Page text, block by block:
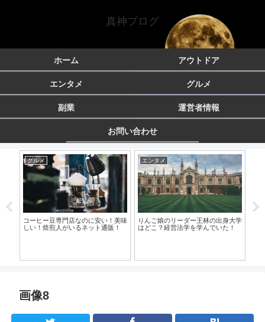
真神ブログ
ホーム アウトドア
エンタメ グルメ
副業 運営者情報
お問い合わせ
グルメ
コーヒー豆専門店なのに安い！美味
しい！焙煎人がいるネット通販！
エンタメ
りんご娘のリーダー王林の出身大学
はどこ？経営法学を学んでいた！
画像8